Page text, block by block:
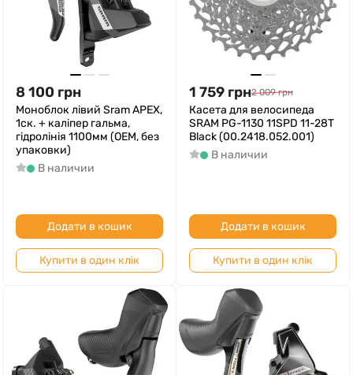
8 100 грн
Моноблок лівий Sram APEX,
1ск. + каліпер гальма,
гідролінія 1100мм (ОЕМ, без
упаковки)
В наличии
Додати в кошик
Купити в один клік
1 759 грн2 009 грн
Касета для велосипеда
SRAM PG-1130 11SPD 11-28T
Black (00.2418.052.001)
В наличии
Додати в кошик
Купити в один клік